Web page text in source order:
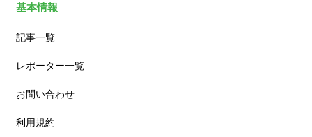
基本情報
記事一覧
レポーター一覧
お問い合わせ
利用規約